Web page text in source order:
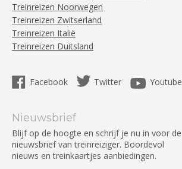
Treinreizen Noorwegen
Treinreizen Zwitserland
Treinreizen Italië
Treinreizen Duitsland
Facebook Twitter Youtube
Nieuwsbrief
Blijf op de hoogte en schrijf je nu in voor de
nieuwsbrief van treinreiziger. Boordevol
nieuws en treinkaartjes aanbiedingen.